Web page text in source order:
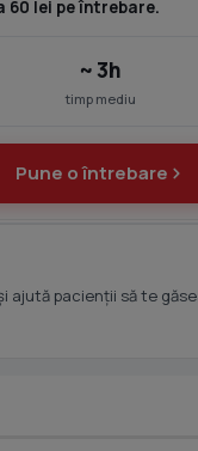
60 lei pe întrebare.
~ 3h
timp mediu
Pune o întrebare
ajută pacienții să te